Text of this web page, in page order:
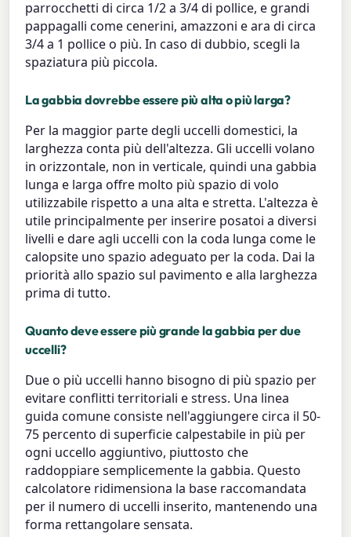
parrocchetti di circa 1/2 a 3/4 di pollice, e grandi
pappagalli come cenerini, amazzoni e ara di circa
3/4 a 1 pollice o più. In caso di dubbio, scegli la
spaziatura più piccola.
La gabbia dovrebbe essere più alta o più larga?
Per la maggior parte degli uccelli domestici, la
larghezza conta più dell'altezza. Gli uccelli volano
in orizzontale, non in verticale, quindi una gabbia
lunga e larga offre molto più spazio di volo
utilizzabile rispetto a una alta e stretta. L'altezza è
utile principalmente per inserire posatoi a diversi
livelli e dare agli uccelli con la coda lunga come le
calopsite uno spazio adeguato per la coda. Dai la
priorità allo spazio sul pavimento e alla larghezza
prima di tutto.
Quanto deve essere più grande la gabbia per due
uccelli?
Due o più uccelli hanno bisogno di più spazio per
evitare conflitti territoriali e stress. Una linea
guida comune consiste nell'aggiungere circa il 50-
75 percento di superficie calpestabile in più per
ogni uccello aggiuntivo, piuttosto che
raddoppiare semplicemente la gabbia. Questo
calcolatore ridimensiona la base raccomandata
per il numero di uccelli inserito, mantenendo una
forma rettangolare sensata.